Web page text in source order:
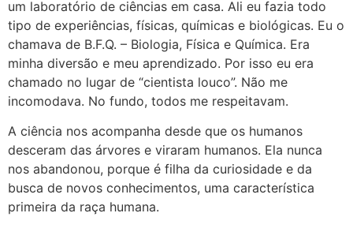
um laboratório de ciências em casa. Ali eu fazia todo
tipo de experiências, físicas, químicas e biológicas. Eu o
chamava de B.F.Q. – Biologia, Física e Química. Era
minha diversão e meu aprendizado. Por isso eu era
chamado no lugar de “cientista louco”. Não me
incomodava. No fundo, todos me respeitavam.
A ciência nos acompanha desde que os humanos
desceram das árvores e viraram humanos. Ela nunca
nos abandonou, porque é filha da curiosidade e da
busca de novos conhecimentos, uma característica
primeira da raça humana.